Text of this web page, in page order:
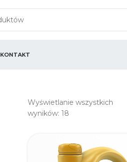
KONTAKT
Wyświetlanie wszystkich
wyników: 18